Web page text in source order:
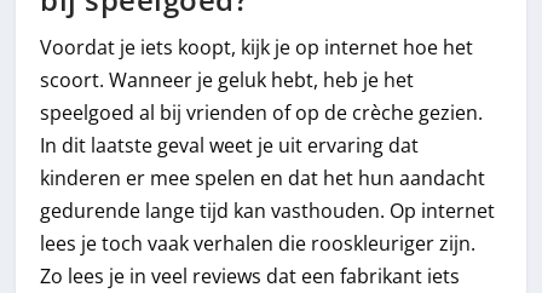
Voordat je iets koopt, kijk je op internet hoe het
scoort. Wanneer je geluk hebt, heb je het
speelgoed al bij vrienden of op de crèche gezien.
In dit laatste geval weet je uit ervaring dat
kinderen er mee spelen en dat het hun aandacht
gedurende lange tijd kan vasthouden. Op internet
lees je toch vaak verhalen die rooskleuriger zijn.
Zo lees je in veel reviews dat een fabrikant iets